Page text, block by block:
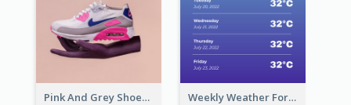
Pink And Grey Shoes Photo Shopping Instagram Story Weekly Weather Forecast Instagram Story